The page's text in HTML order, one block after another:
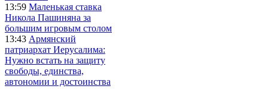
13:59 Маленькая ставка
Никола Пашиняна за
большим игровым столом
13:43 Армянский
патриархат Иерусалима:
Нужно встать на защиту
свободы, единства,
автономии и достоинства